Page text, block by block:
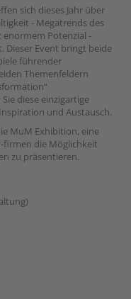
sich dieses Jahr über
- Megatrends des
enormem Potenzial -
Dieser Event bringt beide
führender
Themenfeldern
diese einzigartige
und Austausch.
MuM Exhibition, eine
firmen die Möglichkeit
zu präsentieren.